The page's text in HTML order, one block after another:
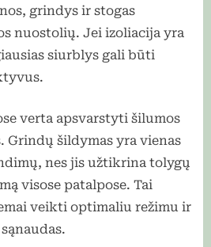
grindys ir stogas
nuostolių. Jei izoliacija yra
siurblys gali būti
verta apsvarstyti šilumos
Grindų šildymas yra vienas
nes jis užtikrina tolygų
visose patalpose. Tai
veikti optimaliu režimu ir